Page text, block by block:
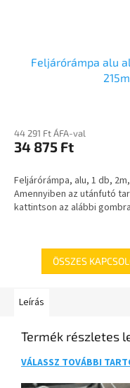
Feljárórámpa alu
44 291 Ft ÁFA-val
34 875 Ft
Feljárórámpa, alu, 1 db,
Amennyiben az utánfutó
kattintson az alábbi
ÖSSZES
Leírás
Termék részletes
VÁLASSZ TOVÁBBI